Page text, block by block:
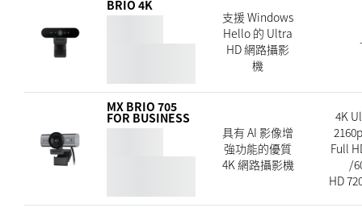
BRIO 4K
支援 Windows
Hello 的 Ultra
HD 網路攝影
機
MX BRIO 705
FOR BUSINESS
具有 AI 影像增
強功能的優質
4K 網路攝影機
4K
Full
/
HD